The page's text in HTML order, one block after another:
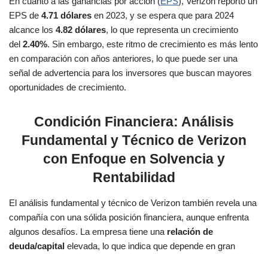
EPS de 4.71 dólares en 2023, y se espera que para 2024
alcance los 4.82 dólares, lo que representa un crecimiento
del 2.40%. Sin embargo, este ritmo de crecimiento es más lento
en comparación con años anteriores, lo que puede ser una
señal de advertencia para los inversores que buscan mayores
oportunidades de crecimiento​.
Condición Financiera: Análisis
Fundamental y Técnico de Verizon
con Enfoque en Solvencia y
Rentabilidad
El análisis fundamental y técnico de Verizon también revela una
compañía con una sólida posición financiera, aunque enfrenta
algunos desafíos. La empresa tiene una relación de
deuda/capital elevada, lo que indica que depende en gran